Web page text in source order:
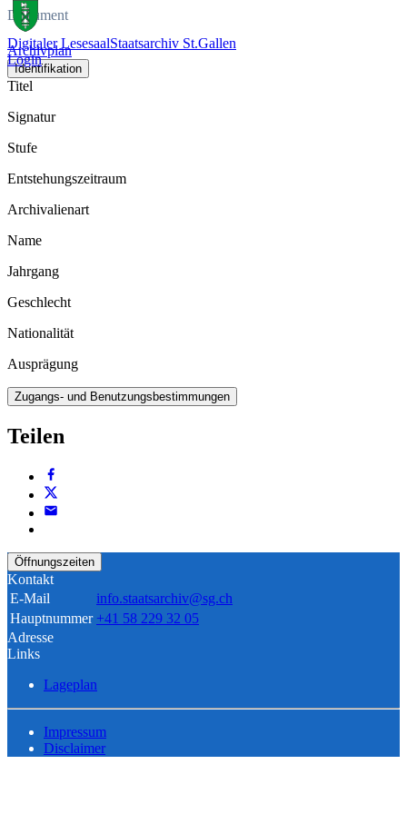
Digitaler LesesaalStaatsarchiv St.Gallen
Login
Dokument
Archivplan
Identifikation
Titel
Signatur
Stufe
Entstehungszeitraum
Archivalienart
Name
Jahrgang
Geschlecht
Nationalität
Ausprägung
Zugangs- und Benutzungsbestimmungen
Teilen
Öffnungszeiten
Kontakt
E-Mail
info.staatsarchiv@sg.ch
Hauptnummer +41 58 229 32 05
Adresse
Links
Lageplan
Impressum
Disclaimer